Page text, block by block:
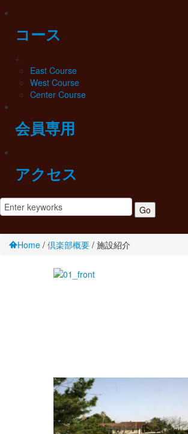
コース
+
East Course
West Course
Center Course
会員専用
アクセス
Home / 倶楽部概要 / 施設紹介